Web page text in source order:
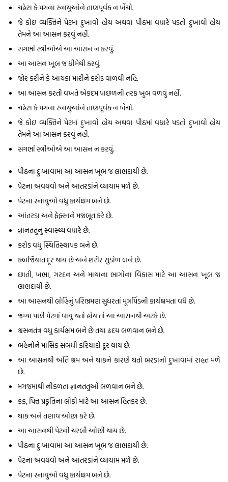
ચહેરા કે પગના સ્નાયુઓને તાણપૂર્વક ન ખેંચો.
જે કોઇ વ્યક્તિને પેટમાં દુખાવો હોય અથવા પીઠમાં વધારે પડતો દુખાવો હોય
તેમને આ આસન કરવું નહીં.
સગર્ભા સ્ત્રીઓએ આ આસન ન કરવું.
આ આસન ખૂબ જ ધીમેથી કરવું.
જોર કરીને કે આંચકા મારીને કરોડ વાળવી નહિ.
આ આસન કરતી વખતે એકદમ પાછળની તરફ ખુબ વળવું નહીં.
ચહેરા કે પગના સ્નાયુઓને તાણપૂર્વક ન ખેંચો.
જે કોઇ વ્યક્તિને પેટમાં દુખાવો હોય અથવા પીઠમાં વધારે પડતો દુખાવો હોય
તેમને આ આસન કરવું નહીં.
સગર્ભા સ્ત્રીઓએ આ આસન ન કરવું.
પીઠના દુઃખાવામાં આ આસન ખૂબ જ લાભદાયી છે.
પેટના અવયવો અને આંતરડાંને વ્યાયામ મળે છે.
પેટના સ્નાયુઓ વધુ કાર્યક્ષમ બને છે.
આંતરડા અને ફેફ્સાને મજબૂત કરે છે.
જ્ઞાનતંતુનું સ્વાસ્થ્ય વધારે છે.
કરોડ વધુ સ્થિતિસ્થાપક બને છે.
કબજિયાત દૂર થાય છે અને શરીર સુડોળ બને છે.
છાતી, ખભા, ગરદન અને માથાના ભાગોના વિકાસ માટે આ આસન ખૂબ જ
લાભદાયી છે.
આ આસનથી લોહિનું પરિભ્રમણ સુધરતાં મૂત્રપિંડની કાર્યક્ષમતા વધે છે.
જમ્યા પછી પેટમાં વાયુ થતો હોય તો આ આસનથી અટકે છે.
શ્વસનતંત્ર વધુ કાર્યક્ષમ બને છે તથા હૃદય બળવાન બને છે.
બહેનોને માસિક સંબંધી ફરિયાદો દૂર થાય છે.
આ આસનથી અતિ શ્રમ અને થાકને કારણે થતો બરડાનો દુખાવામાં રાહત મળે
છે.
મગજમાંથી નીકળતા જ્ઞાનતંતુઓ બળવાન બને છે.
કફ, પિત્ત પ્રકૃતિના લોકો માટે આ આસન હિતકર છે.
થાક અને તણાવ ઓછા કરે છે.
આ આસનથી પેટની ચરબી ઓછી થાય છે.
પીઠના દુઃખાવામાં આ આસન ખૂબ જ લાભદાયી છે.
પેટના અવયવો અને આંતરડાંને વ્યાયામ મળે છે.
પેટના સ્નાયુઓ વધુ કાર્યક્ષમ બને છે.